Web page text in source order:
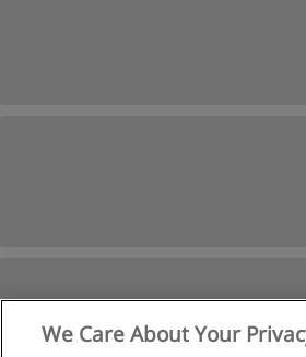
We Care About Your